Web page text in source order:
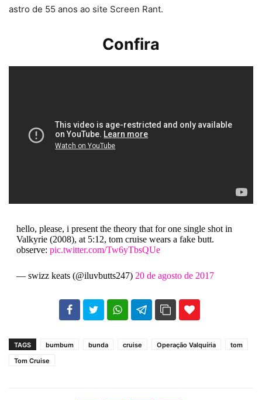
astro de 55 anos ao site Screen Rant.
Confira
hello, please, i present the theory that for one single shot in
Valkyrie (2008), at 5:12, tom cruise wears a fake butt.
observe: pic.twitter.com/Tw6yTbsQUe
— swizz keats (@iluvbutts247) 20 de agosto de 2017
102 35
TAGS bumbum bunda cruise Operação Valquíria
tom
Tom Cruise